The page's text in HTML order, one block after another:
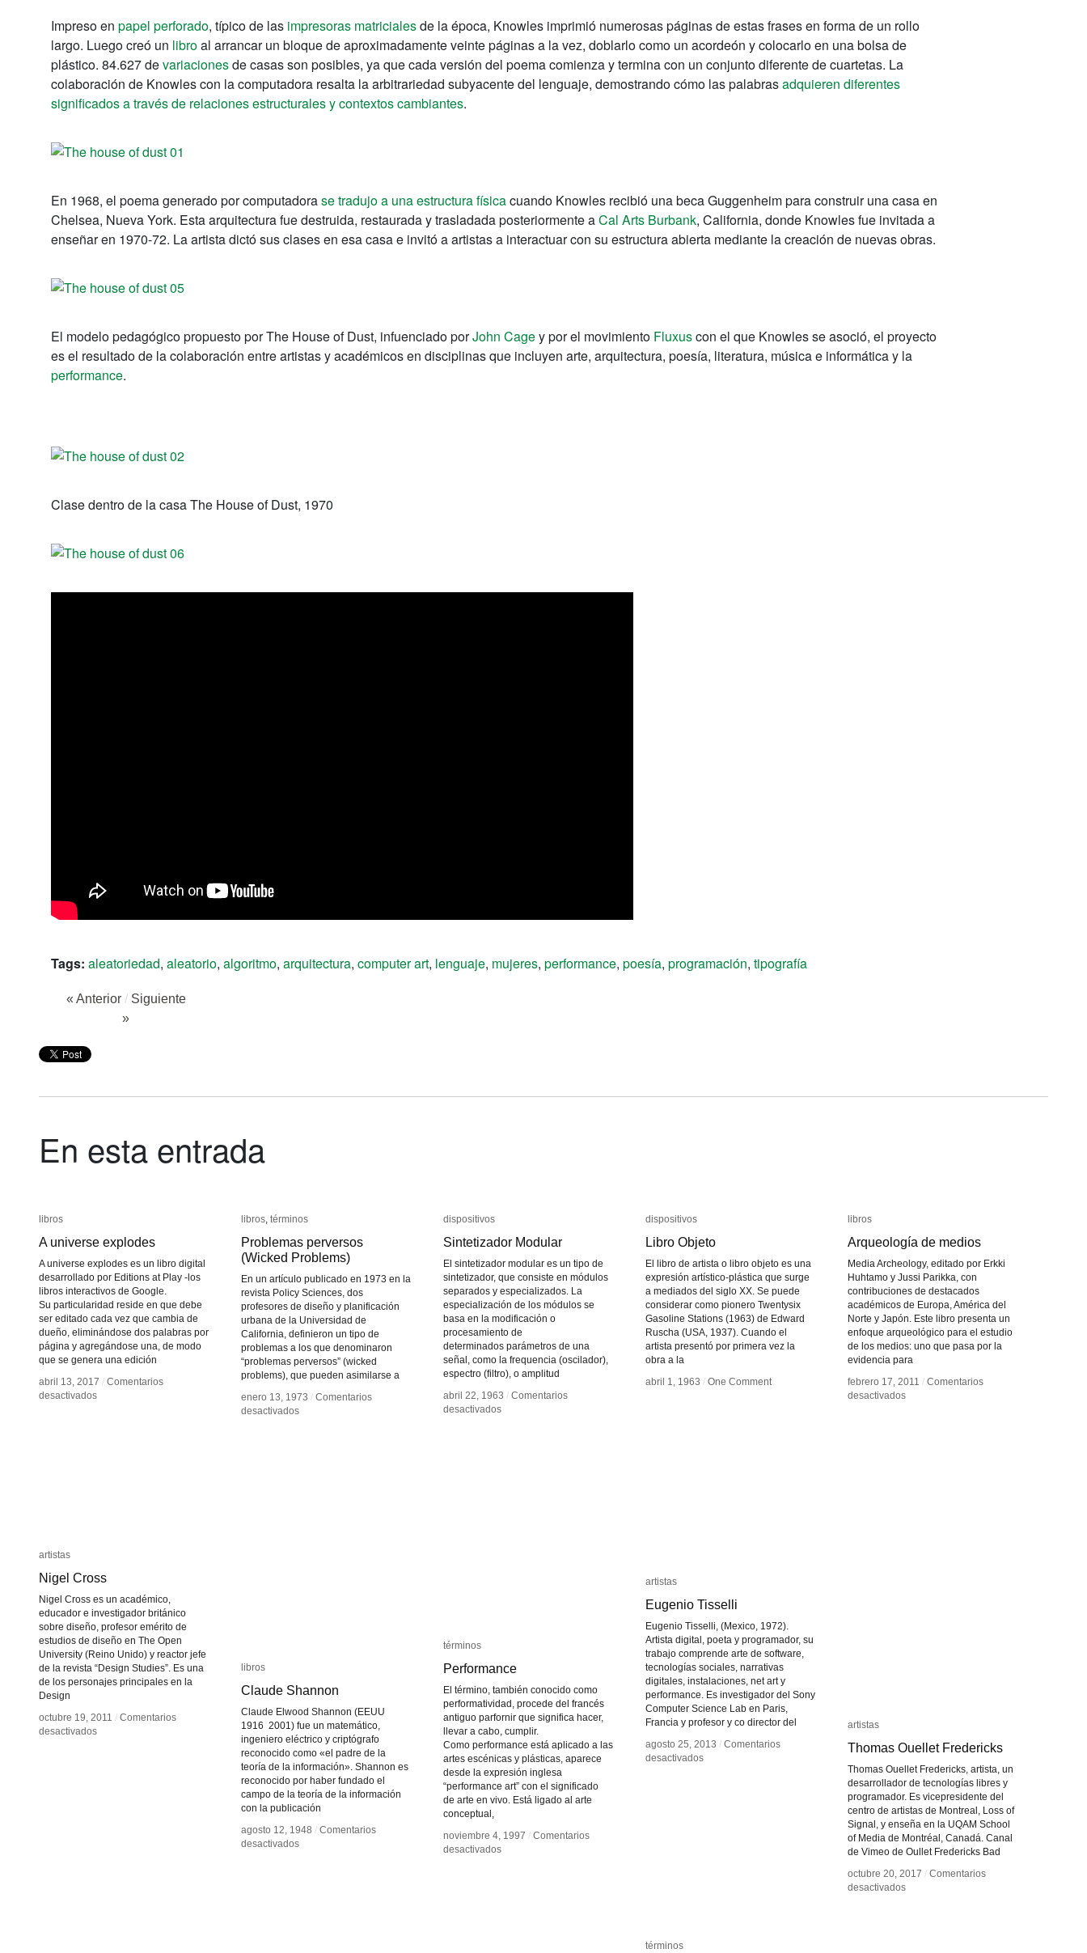
Impreso en papel perforado, típico de las impresoras matricialesde la época, Knowles imprimió numerosas páginas de estas frases en forma de un rollo
largo. Luego creó un libroal arrancar un bloque de aproximadamente veinte páginas a la vez, doblarlo como un acordeón y colocarlo en una bolsa de
plástico. 84.627 devariacionesde casas son posibles, ya que cada versión del poema comienza y termina con un conjunto diferente de cuartetas. La
colaboración de Knowles con la computadora resalta la arbitrariedad subyacente del lenguaje, demostrando cómo las palabrasadquieren diferentes
significados a través de relaciones estructurales y contextos cambiantes.
En 1968, el poema generado por computadorase tradujo a una estructura físicacuando Knowles recibió una beca Guggenheim para construir una casa en
Chelsea, Nueva York. Esta arquitectura fue destruida, restaurada y trasladada posteriormente aCal Arts Burbank, California, donde Knowles fue invitada a
enseñar en 1970-72. La artista dictó sus clases en esa casa e invitó a artistas a interactuar con su estructura abierta mediante la creación de nuevas obras.
El modelo pedagógico propuesto por The House of Dust, infuenciado porJohn Cagey por el movimiento Fluxuscon el que Knowles se asoció, el proyecto
es el resultado de la colaboración entre artistas y académicos en disciplinas que incluyen arte, arquitectura, poesía, literatura, música e informáticay la
performance.
Clase dentro de la casaThe House of Dust, 1970
Tags: aleatoriedad, aleatorio, algoritmo, arquitectura, computer art, lenguaje, mujeres, performance, poesía, programación, tipografía
« Anterior / Siguiente
»
En esta entrada
libros
A universe explodes
A universe explodes es un libro digital
desarrollado por Editions at Play -los
libros interactivos de Google.
Su particularidad reside en que debe
ser editado cada vez que cambia de
dueño, eliminándose dos palabras por
página y agregándose una, de modo
que se genera una edición
abril 13, 2017 / Comentarios
desactivadosen
libros
A universe explodes
abril 13, 2017 / Comentarios
desactivadosen
libros, términos
Problemas perversos
(Wicked Problems)
En un artículo publicado en 1973 en la
revista Policy Sciences, dos
profesores de diseño y planificación
urbana de la Universidad de
California, definieron un tipo de
problemas a los que denominaron
“problemas perversos” (wicked
problems), que pueden asimilarse a
enero 13, 1973 / Comentarios
desactivadosen
libros términos
Problemas perversos
(Wicked Problems)
enero 13, 1973 / Comentarios
desactivadosen
dispositivos
Sintetizador Modular
El sintetizador modular es un tipo de
sintetizador, que consiste en módulos
separados y especializados. La
especialización de los módulos se
basa en la modificación o
procesamiento de
determinados parámetros de una
señal, como la frequencia (oscilador),
espectro (filtro), o amplitud
abril 22, 1963 / Comentarios
desactivadosen
dispositivos
Sintetizador Modular
abril 22, 1963 / Comentarios
desactivadosen
dispositivos
Libro Objeto
El libro de artista o libro objeto es una
expresión artístico-plástica que surge
a mediados del siglo XX. Se puede
considerar como pionero Twentysix
Gasoline Stations (1963) de Edward
Ruscha (USA, 1937). Cuando el
artista presentó por primera vez la
obra a la
abril 1, 1963 / One Comment
dispositivos
Libro Objeto
abril 1, 1963 / One Comment
libros
Arqueología de medios
Media Archeology, editado por Erkki
Huhtamo y Jussi Parikka, con
contribuciones de destacados
académicos de Europa, América del
Norte y Japón. Este libro presenta un
enfoque arqueológico para el estudio
de los medios: uno que pasa por la
evidencia para
febrero 17, 2011 / Comentarios
desactivadosen
libros
Arqueología de medios
febrero 17, 2011 / Comentarios
desactivadosen
artistas
Nigel Cross
Nigel Cross es un académico,
educador e investigador británico
sobre diseño, profesor emérito de
estudios de diseño en The Open
University (Reino Unido) y reactor jefe
de la revista “Design Studies”. Es una
de los personajes principales en la
Design
octubre 19, 2011 / Comentarios
desactivadosen
artistas
Nigel Cross
octubre 19, 2011 / Comentarios
desactivadosen
artistas
Eugenio Tisselli
Eugenio Tisselli, (Mexico, 1972).
Artista digital, poeta y programador, su
trabajo comprende arte de software,
tecnologías sociales, narrativas
digitales, instalaciones, net art y
performance. Es investigador del Sony
Computer Science Lab en Paris,
Francia y profesor y co director del
agosto 25, 2013 / Comentarios
desactivadosen
artistas
Eugenio Tisselli
agosto 25, 2013 / Comentarios
desactivadosen
términos
Performance
El término, también conocido como
performatividad, procede del francés
antiguo parfornir que significa hacer,
llevar a cabo, cumplir.
Como performance está aplicado a las
artes escénicas y plásticas, aparece
desde la expresión inglesa
“performance art” con el significado
de arte en vivo. Está ligado al arte
conceptual,
noviembre 4, 1997 / Comentarios
desactivadosen
términos
Performance
noviembre 4, 1997 / Comentarios
desactivadosen
libros
Claude Shannon
Claude Elwood Shannon (EEUU
1916 2001) fue un matemático,
ingeniero eléctrico y criptógrafo
reconocido como «el padre de la
teoría de la información». Shannon es
reconocido por haber fundado el
campo de la teoría de la información
con la publicación
agosto 12, 1948 / Comentarios
desactivadosen
libros
Claude Shannon
agosto 12, 1948 / Comentarios
desactivadosen
artistas
Thomas Ouellet Fredericks
Thomas Ouellet Fredericks, artista, un
desarrollador de tecnologías libres y
programador. Es vicepresidente del
centro de artistas de Montreal, Loss of
Signal, y enseña en la UQAM School
of Media de Montréal, Canadá. Canal
de Vimeo de Oullet Fredericks Bad
octubre 20, 2017 / Comentarios
desactivadosen
artistas
Thomas Ouellet Fredericks
octubre 20, 2017 / Comentarios
desactivadosen
términos
términos